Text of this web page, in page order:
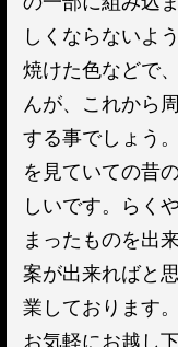
しくならないよ
焼けた色などで
んが、これから
する事でしょう
を見ていての昔
しいです。らく
まったものを出
案が出来ればと
業しております
お気軽にお越し下